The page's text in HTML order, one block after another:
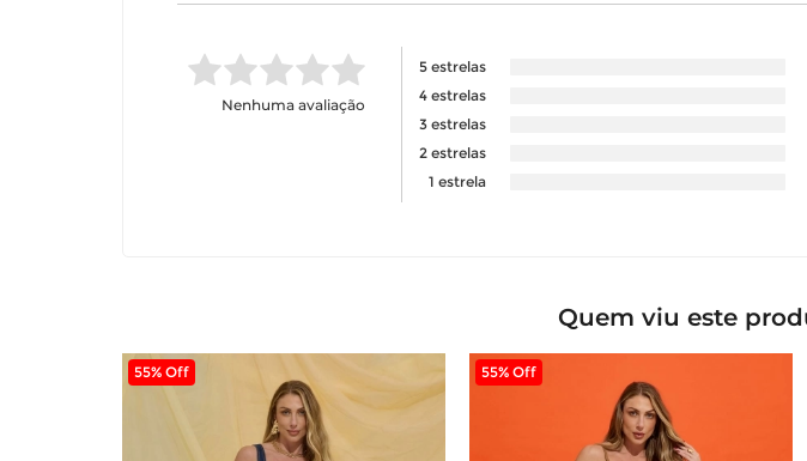
Nenhuma avaliação
5 estrelas
4 estrelas
3 estrelas
2 estrelas
1 estrela
Quem viu este
55% Off 55% Off